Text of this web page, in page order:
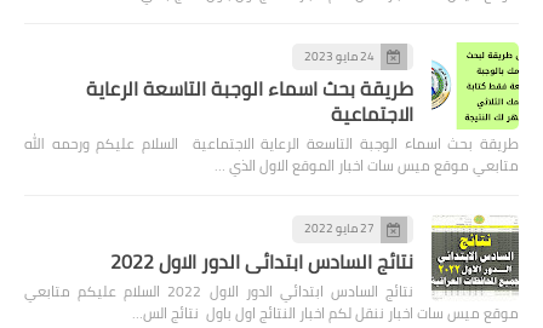
24 مايو 2023
طريقة بحث اسماء الوجبة التاسعة الرعاية
الاجتماعية
طريقة بحث اسماء الوجبة التاسعة الرعاية الاجتماعية السلام عليكم ورحمه الله
متابعي موقع ميس سات اخبار الموقع الاول الذي …
27 مايو 2022
نتائج السادس ابتدائي الدور الاول 2022
نتائج السادس ابتدائي الدور الاول 2022 السلام عليكم متابعي
موقع ميس سات اخبار ننقل لكم اخبار النتائج اول باول نتائج الس…